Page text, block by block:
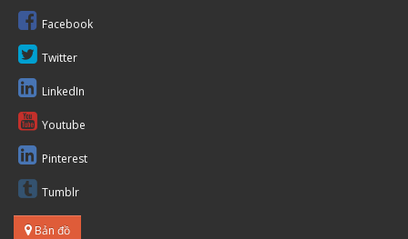
Facebook
Twitter
LinkedIn
Youtube
Pinterest
Tumblr
Bản đồ